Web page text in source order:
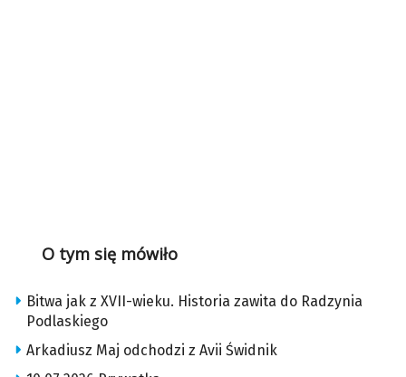
O tym się mówiło
Bitwa jak z XVII-wieku. Historia zawita do Radzynia
Podlaskiego
Arkadiusz Maj odchodzi z Avii Świdnik